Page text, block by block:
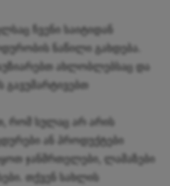
ჩვენი საიტიდან
ნაწილი გახდება.
ახლობლებსაც და
გავუმარტივებთ
რომ სულაც არ არის
ან პროდუქტები
ჯანმრთელები, ლამაზები
თქვენ სახლის